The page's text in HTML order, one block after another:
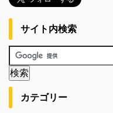
サイト内検索
カテゴリー